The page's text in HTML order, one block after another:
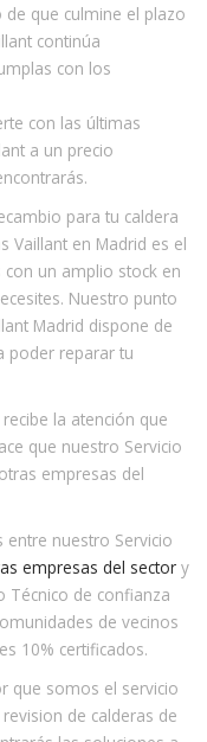
de que culmine el plazo
continúa
con los
con las últimas
a un precio
para tu caldera
Vaillant en Madrid es el
un amplio stock en
Nuestro punto
Madrid dispone de
poder reparar tu
la atención que
que nuestro Servicio
empresas del
nuestro Servicio
empresas del sector y
Técnico de confianza
de vecinos
10% certificados.
que somos el servicio
de calderas de